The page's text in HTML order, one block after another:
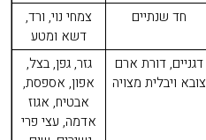
חד שנתיים
צמחי נוי, ורד,
דשא ומטע
דגניים,דורת ארם
צובא ויבלית מצויה
גזר, גפן, בצל,
אפון, אספסת,
אבטיח, אגוז
אדמה, עצי פרי